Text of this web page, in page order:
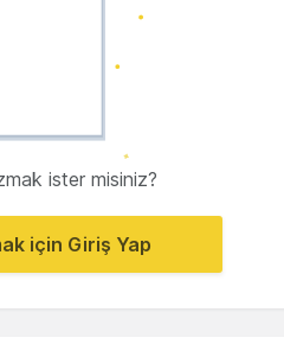
ister misiniz?
için Giriş Yap